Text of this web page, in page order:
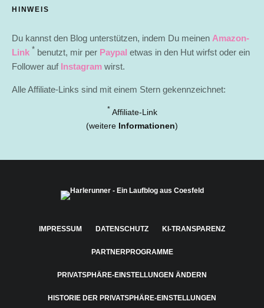
HINWEIS
Du kannst den Blog unterstützen, indem Du meinen Amazon-
Link * benutzt, mir per Paypal etwas in den Hut wirfst oder ein
Follower auf Instagram wirst.
Alle Affiliate-Links sind mit einem Stern gekennzeichnet:
* Affiliate-Link
(weitere Informationen)
IMPRESSUM DATENSCHUTZ KI-TRANSPARENZ
PARTNERPROGRAMME
PRIVATSPHÄRE-EINSTELLUNGEN ÄNDERN
HISTORIE DER PRIVATSPHÄRE-EINSTELLUNGEN